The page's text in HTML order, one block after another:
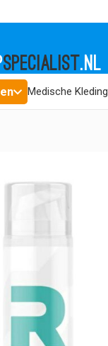
SPECIALIST.NL
Medische Kleding